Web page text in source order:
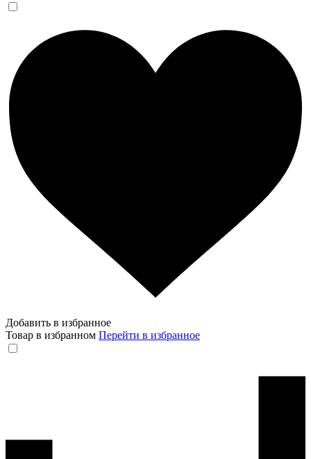
Добавить в избранное
Товар в избранном Перейти в избранное